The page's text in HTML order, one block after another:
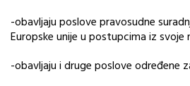
-obavljaju poslove pravosudne
Europske unije u postupcima iz svoje
-obavljaju i druge poslove određene